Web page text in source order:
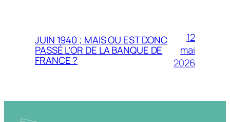
JUIN 1940 ; MAIS OU EST DONC
PASSÉ L’OR DE LA BANQUE DE
FRANCE ?
12
mai
2026